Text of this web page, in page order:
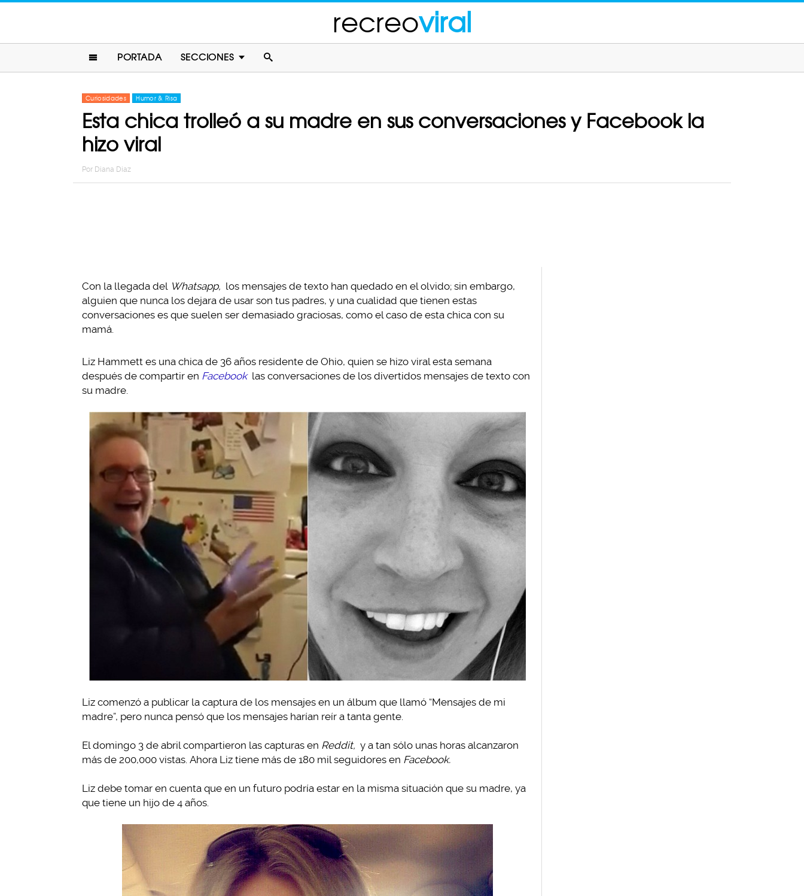
recreoviral
PORTADA SECCIONES
Curiosidades Humor & Risa
Esta chica trolleó a su madre en sus conversaciones y Facebook la
hizo viral
Por Diana Diaz
Con la llegada del Whatsapp, los mensajes de texto han quedado en el olvido; sin embargo,
alguien que nunca los dejara de usar son tus padres, y una cualidad que tienen estas
conversaciones es que suelen ser demasiado graciosas, como el caso de esta chica con su
mamá.
Liz Hammett es una chica de 36 años residente de Ohio, quien se hizo viral esta semana
después de compartir en Facebook las conversaciones de los divertidos mensajes de texto con
su madre.
Liz comenzó a publicar la captura de los mensajes en un álbum que llamó “Mensajes de mi
madre”, pero nunca pensó que los mensajes harían reír a tanta gente.
El domingo 3 de abril compartieron las capturas en Reddit, y a tan sólo unas horas alcanzaron
más de 200,000 vistas. Ahora Liz tiene más de 180 mil seguidores en Facebook.
Liz debe tomar en cuenta que en un futuro podría estar en la misma situación que su madre, ya
que tiene un hijo de 4 años.